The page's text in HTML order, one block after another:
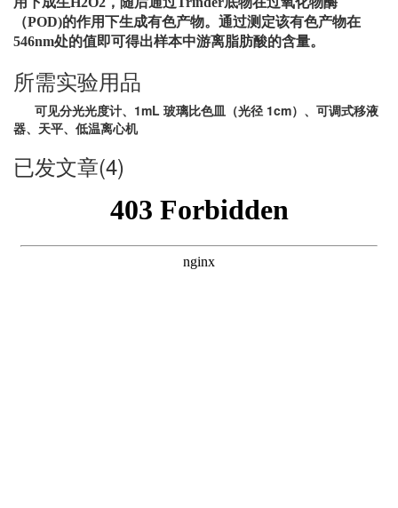
（POD)的作用下生成有色产物。通过测定该有色产物在
546nm处的值即可得出样本中游离脂肪酸的含量。
所需实验用品
可见分光光度计、1mL 玻璃比色皿（光径 1cm）、可调式移液
器、天平、低温离心机
已发文章(4)